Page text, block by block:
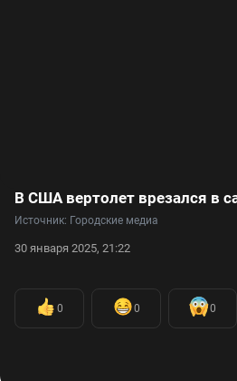
Источник: Городские медиа
30 января 2025, 21:22
0 0 0